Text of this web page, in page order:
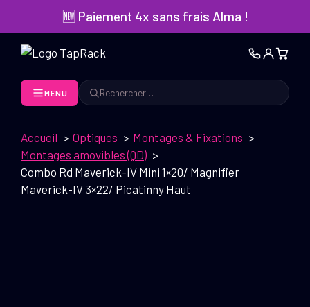
contenu
🆕 Paiement 4x sans frais Alma !
MENU
Rechercher
Accueil Optiques
Montages & Fixations
Montages amovibles (QD)
Combo Rd Maverick-IV Mini 1×20/ Magnifier
Maverick-IV 3×22/ Picatinny Haut